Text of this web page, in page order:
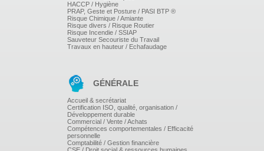
Comprendre et anticiper les phénomènes de colère et
d'agressivité : causes, signes précurseurs,
déclencheurs et enjeux
Repérer et déminer les transactions et les modalités de
Savoir se protéger et faire face avec succès au moyen
de stratégies mentales et corporelles.
AVOIR LE COMPORTEMENT ADEQUAT FACE A
DES SITUATIONS JUGEES DANGEREUSES
HACCP / Hygiène
PRAP, Geste et Posture / PASI BTP ®
Risque Chimique / Amiante
Risque divers / Risque Routier
Risque Incendie / SSIAP
Sauveteur Secouriste du Travail
Travaux en hauteur / Echafaudage
GÉNÉRALE
Accueil & secrétariat
Certification ISO, qualité, organisation /
Développement durable
Commercial / Vente / Achats
Compétences comportementales / Efficacité
personnelle
Comptabilité / Gestion financière